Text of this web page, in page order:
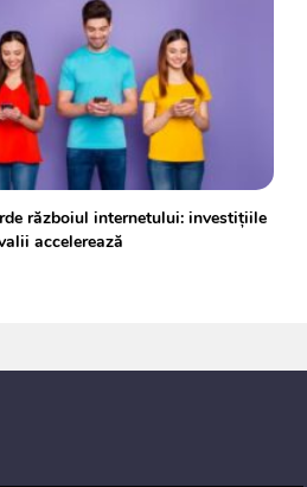
războiul internetului: investițiile
accelerează